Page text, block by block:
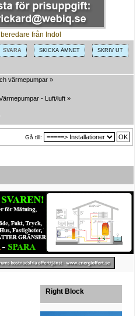
SVARA SKICKA ÄMNET SKRIV UT
värmepumpar »
- Luft/luft »
Gå till:
Right Block